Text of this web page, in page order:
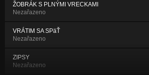
ŽOBRÁK S PLNÝMI VRECKAMI
Nezařazeno
VRÁTIM SA SPäŤ
Nezařazeno
ZIPSY
Nezařazeno